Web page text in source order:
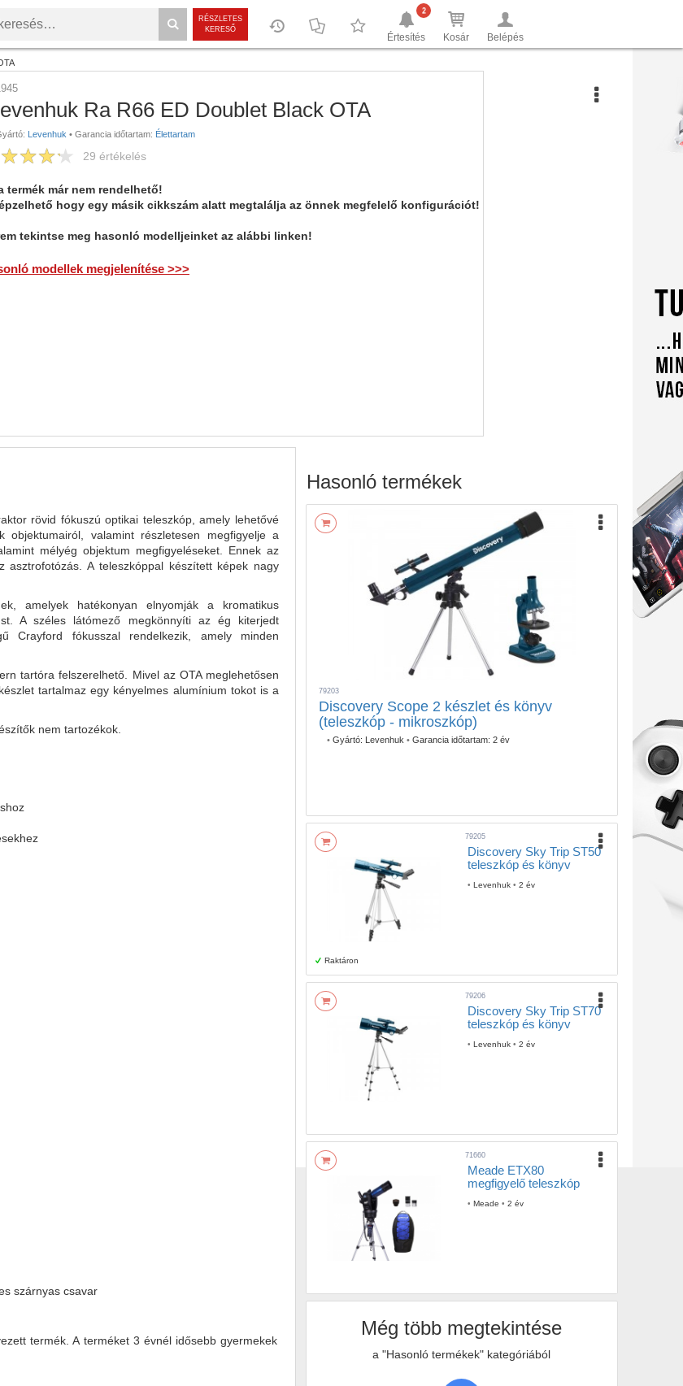
RÉSZLETES
KERESŐ
Értesítés
2
Kosár Belépés
Ra R66 ED Doublet Black OTA
Levenhuk • Garancia időtartam: Élettartam
29 értékelés
termék már nem rendelhető!
hogy egy másik cikkszám alatt megtalálja az önnek megfelelő konfigurációt!
tekintse meg hasonló modelljeinket az alábbi linken!
modellek megjelenítése >>>
rövid fókuszú optikai teleszkóp, amely lehetővé
valamint részletesen megfigyelje a
mélyég objektum megfigyeléseket. Ennek az
asztrofotózás. A teleszkóppal készített képek nagy
amelyek hatékonyan elnyomják a kromatikus
A széles látómező megkönnyíti az ég kiterjedt
Crayford fókusszal rendelkezik, amely minden
tartóra felszerelhető. Mivel az OTA meglehetősen
tartalmaz egy kényelmes alumínium tokot is a
nem tartozékok.
szárnyas csavar
termék. A terméket 3 évnél idősebb gyermekek
Hasonló termékek
79203
Discovery Scope 2 készlet és könyv
(teleszkóp - mikroszkóp)
• Gyártó: Levenhuk • Garancia időtartam: 2 év
Raktáron
79205
Discovery Sky Trip ST50
teleszkóp és könyv
• Levenhuk • 2 év
79206
Discovery Sky Trip ST70
teleszkóp és könyv
• Levenhuk • 2 év
71660
Meade ETX80
megfigyelő teleszkóp
• Meade • 2 év
Még több megtekintése
a "Hasonló termékek" kategóriából